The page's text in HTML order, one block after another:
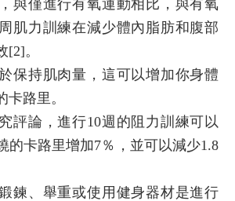
與僅進行有氧運動相比，與有氧
肌力訓練在減少體內脂肪和腹部
[2]。
保持肌肉量，這可以增加你身體
路里。
評論，進行10週的阻力訓練可以
的卡路里增加7％，並可以減少1.8
鍊、舉重或使用健身器材是進行